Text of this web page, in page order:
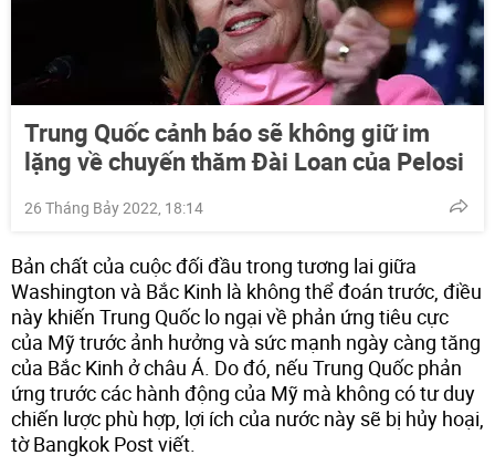
Trung Quốc cảnh báo sẽ không giữ im
lặng về chuyến thăm Đài Loan của Pelosi
26 Tháng Bảy 2022, 18:14
Bản chất của cuộc đối đầu trong tương lai giữa
Washington và Bắc Kinh là không thể đoán trước, điều
này khiến Trung Quốc lo ngại về phản ứng tiêu cực
của Mỹ trước ảnh hưởng và sức mạnh ngày càng tăng
của Bắc Kinh ở châu Á. Do đó, nếu Trung Quốc phản
ứng trước các hành động của Mỹ mà không có tư duy
chiến lược phù hợp, lợi ích của nước này sẽ bị hủy hoại,
tờ Bangkok Post viết.